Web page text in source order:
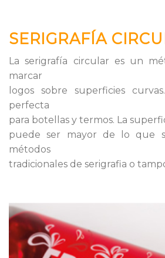
SERIGRAFÍA
La serigrafía circular es un
marcar
logos sobre superficies
perfecta
para botellas y termos. La
puede ser mayor de lo que
métodos
tradicionales de serigrafia o